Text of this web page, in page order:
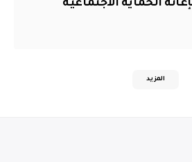
الحماية الاجتماعية
المزيد